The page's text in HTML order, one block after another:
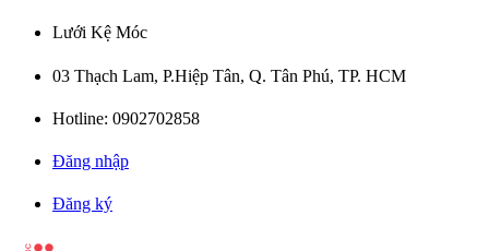
Lưới Kệ Móc
03 Thạch Lam, P.Hiệp Tân, Q. Tân Phú, TP. HCM
Hotline: 0902702858
Đăng nhập
Đăng ký